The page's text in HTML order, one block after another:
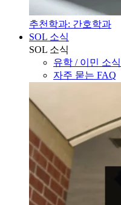
추천학과: 간호학과
SOL 소식
SOL 소식
유학 / 이민 소식
자주 묻는 FAQ